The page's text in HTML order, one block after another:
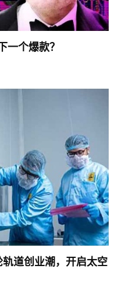
一个爆款？
道创业潮，开启太空